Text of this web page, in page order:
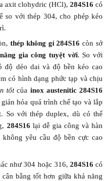
axit clohydric (HCl), 284S16 có
so với thép 304, cho phép kéo
thép không gỉ 284S16 còn sở
gia công tuyệt vời. So với
độ dẻo dai và độ bền kéo cao
có hình dạng phức tạp và chịu
tốtcủa inox austenitic 284S16
hóa quá trình chế tạo và lắp
So với thép duplex, dù có thể
284S16 lại dễ gia công và hàn
yêu cầu độ bền cực cao
như 304 hoặc 316, 284S16 có
bằng tốt hơn giữa khả năng